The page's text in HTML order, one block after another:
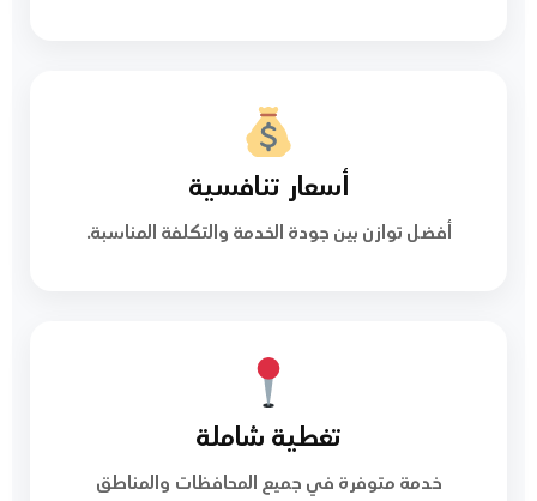
أسعار تنافسية
أفضل توازن بين جودة الخدمة والتكلفة المناسبة.
تغطية شاملة
خدمة متوفرة في جميع المحافظات والمناطق